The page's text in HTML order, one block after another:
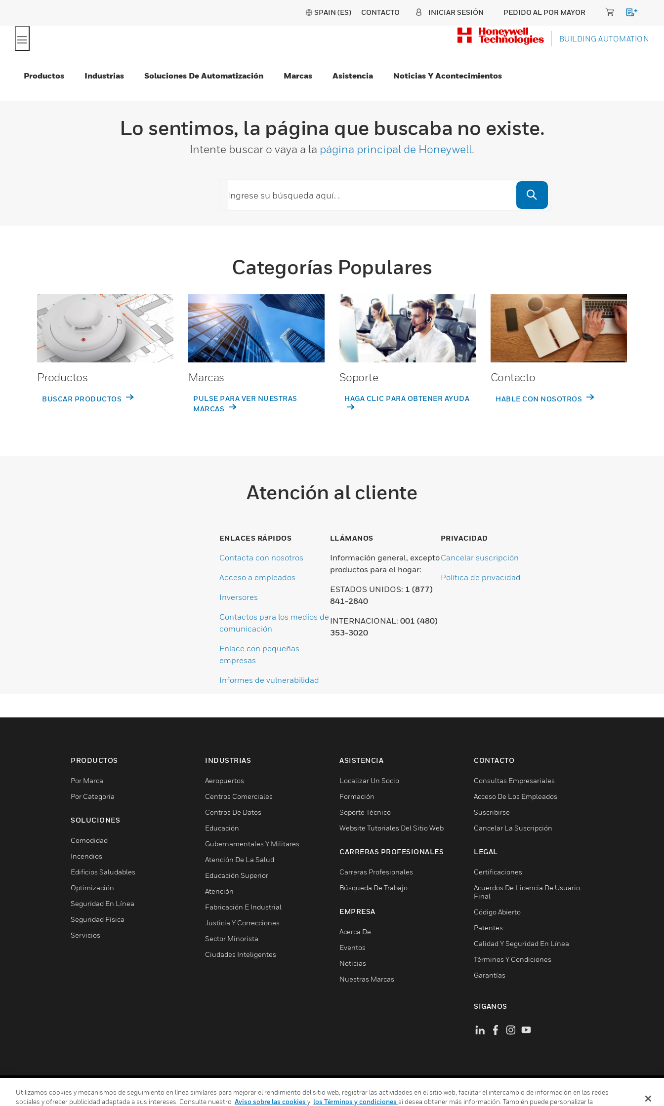
SPAIN (ES) CONTACTO INICIAR SESIÓN PEDIDO AL POR MAYOR
BUILDING AUTOMATION
Productos Industrias Soluciones De Automatización Marcas Asistencia Noticias Y Acontecimientos
Lo sentimos, la página que buscaba no existe.
Intente buscar o vaya a la página principal de Honeywell.
Categorías Populares
Productos
BUSCAR PRODUCTOS
Marcas
PULSE PARA VER NUESTRAS
MARCAS
Soporte
HAGA CLIC PARA OBTENER AYUDA
Contacto
HABLE CON NOSOTROS
Atención al cliente
ENLACES RÁPIDOS
Contacta con nosotros
Acceso a empleados
Inversores
Contactos para los medios de
comunicación
Enlace con pequeñas
empresas
Informes de vulnerabilidad
LLÁMANOS
Información general, excepto
productos para el hogar:
ESTADOS UNIDOS: 1 (877)
841-2840
INTERNACIONAL: 001 (480)
353-3020
PRIVACIDAD
Cancelar suscripción
Política de privacidad
PRODUCTOS
Por Marca
Por Categoría
SOLUCIONES
Comodidad
Incendios
Edificios Saludables
Optimización
Seguridad En Línea
Seguridad Física
Servicios
INDUSTRIAS
Aeropuertos
Centros Comerciales
Centros De Datos
Educación
Gubernamentales Y Militares
Atención De La Salud
Educación Superior
Atención
Fabricación E Industrial
Justicia Y Correcciones
Sector Minorista
Ciudades Inteligentes
ASISTENCIA
Localizar Un Socio
Formación
Soporte Técnico
Website Tutoriales Del Sitio Web
CARRERAS PROFESIONALES
Carreras Profesionales
Búsqueda De Trabajo
EMPRESA
Acerca De
Eventos
Noticias
Nuestras Marcas
CONTACTO
Consultas Empresariales
Acceso De Los Empleados
Suscribirse
Cancelar La Suscripción
LEGAL
Certificaciones
Acuerdos De Licencia De Usuario
Final
Código Abierto
Patentes
Calidad Y Seguridad En Línea
Términos Y Condiciones
Garantías
SÍGANOS
Copyright © 2026 Honeywell International Inc. Términos Y Condiciones
Declaración De Privacidad
Sus Opciones De Privacidad
Cookies Darse De Baja Global
Utilizamos cookies y mecanismos de seguimiento en línea similares para mejorar el rendimiento del sitio web, registrar las actividades en el sitio web, facilitar el intercambio de información en las redes
sociales y ofrecer publicidad adaptada a sus intereses. Consulte nuestro Aviso sobre las cookies y los Términos y condiciones si desea obtener más información. También puede personalizar la